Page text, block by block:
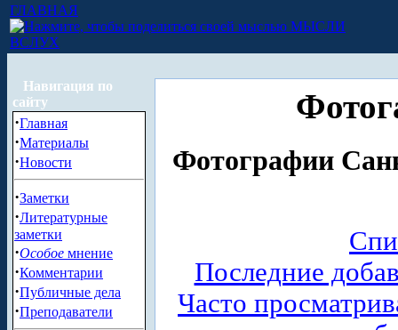
ГЛАВНАЯ
МЫСЛИ
ВСЛУХ
Навигация по
сайту
·Главная
·Материалы
·Новости
·Заметки
·Литературные
заметки
·Особое мнение
·Комментарии
·Публичные дела
·Преподаватели
Фотографии
Последние
Часто